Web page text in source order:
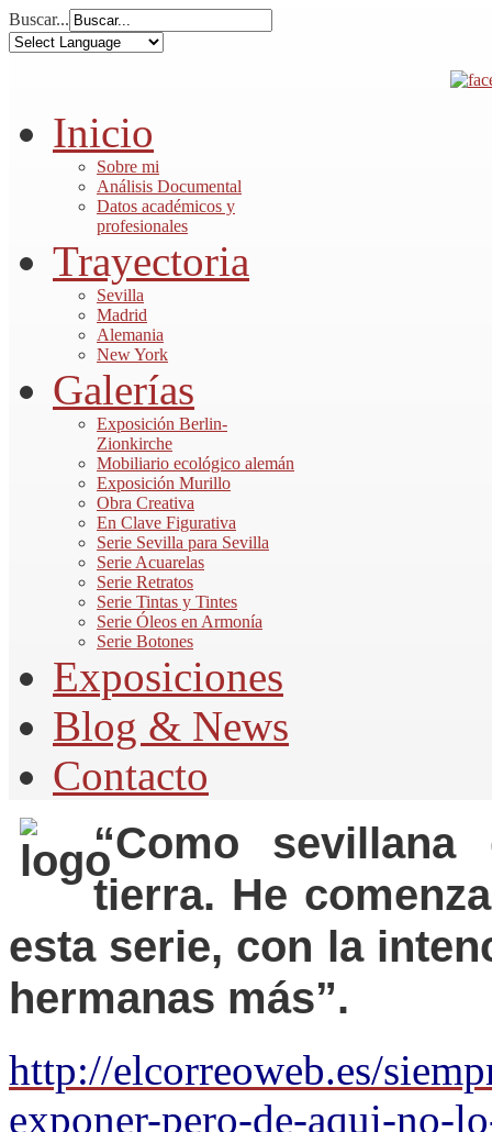
Buscar...
Inicio
Sobre mi
Análisis Documental
Datos académicos y
profesionales
Trayectoria
Sevilla
Madrid
Alemania
New York
Galerías
Exposición Berlin-
Zionkirche
Mobiliario ecológico alemán
Exposición Murillo
Obra Creativa
En Clave Figurativa
Serie Sevilla para Sevilla
Serie Acuarelas
Serie Retratos
Serie Tintas y Tintes
Serie Óleos en Armonía
Serie Botones
Exposiciones
Blog & News
Contacto
“Como
tierra. He
esta serie, con la
hermanas más”.
http://elcorreoweb.es/
exponer-pero-de-aqui-no-